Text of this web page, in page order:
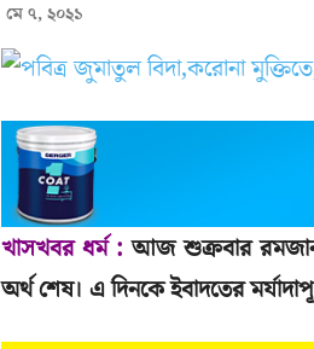
মে ৭, ২০২১
খাসখবর ধর্ম : আজ শুক্রবার রমজান
অর্থ শেষ। এ দিনকে ইবাদতের